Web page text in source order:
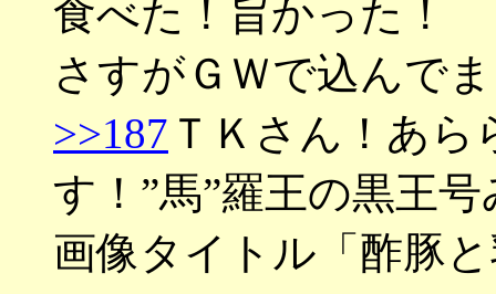
食べた！旨かった！
さすがＧＷで込んで
>>187 ＴＫさん！あ
す！”馬”羅王の黒王
画像タイトル「酢豚